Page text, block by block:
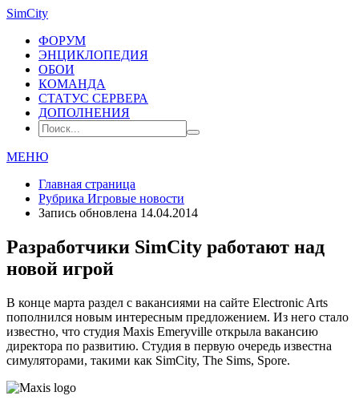
SimCity
ФОРУМ
ЭНЦИКЛОПЕДИЯ
ОБОИ
КОМАНДА
СТАТУС СЕРВЕРА
ДОПОЛНЕНИЯ
МЕНЮ
Главная страница
Рубрика Игровые новости
Запись обновлена 14.04.2014
Разработчики SimCity работают над
новой игрой
В конце марта раздел с вакансиями на сайте Electronic Arts
пополнился новым интересным предложением. Из него стало
известно, что студия Maxis Emeryville открыла вакансию
директора по развитию. Студия в первую очередь известна
симуляторами, такими как SimCity, The Sims, Spore.